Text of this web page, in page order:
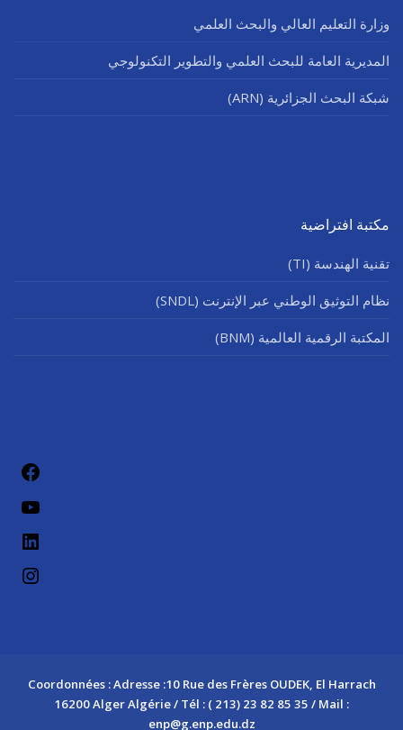
وزارة التعليم العالي والبحث العلمي
المديرية العامة للبحث العلمي والتطوير التكنولوجي
شبكة البحث الجزائرية (ARN)
مكتبة افتراضية
تقنية الهندسة (TI)
نظام التوثيق الوطني عبر الإنترنت (SNDL)
المكتبة الرقمية العالمية (BNM)
لينكد إن
Coordonnées : Adresse :10 Rue des Frères OUDEK, El Harrach
16200 Alger Algérie / Tél : ( 213) 23 82 85 35 / Mail :
enp@g.enp.edu.dz